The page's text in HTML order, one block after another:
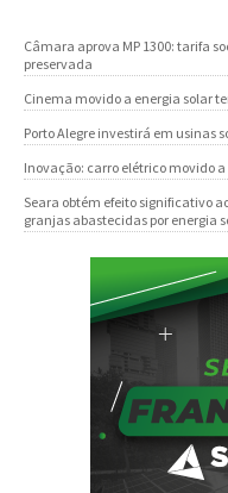
Câmara aprova MP 1300: tarifa
preservada
Cinema movido a energia solar
Porto Alegre investirá em usinas
Inovação: carro elétrico movido
Seara obtém efeito significativo
granjas abastecidas por energia